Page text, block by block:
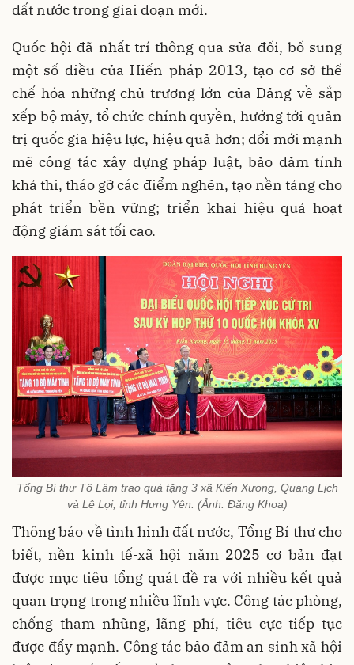
đất nước trong giai đoạn mới.
Quốc hội đã nhất trí thông qua sửa đổi, bổ sung
một số điều của Hiến pháp 2013, tạo cơ sở thể
chế hóa những chủ trương lớn của Đảng về sắp
xếp bộ máy, tổ chức chính quyền, hướng tới quản
trị quốc gia hiệu lực, hiệu quả hơn; đổi mới mạnh
mẽ công tác xây dựng pháp luật, bảo đảm tính
khả thi, tháo gỡ các điểm nghẽn, tạo nền tảng cho
phát triển bền vững; triển khai hiệu quả hoạt
động giám sát tối cao.
Tổng Bí thư Tô Lâm trao quà tặng 3 xã Kiến Xương, Quang Lịch
và Lê Lợi, tỉnh Hưng Yên. (Ảnh: Đăng Khoa)
Thông báo về tình hình đất nước, Tổng Bí thư cho
biết, nền kinh tế-xã hội năm 2025 cơ bản đạt
được mục tiêu tổng quát đề ra với nhiều kết quả
quan trọng trong nhiều lĩnh vực. Công tác phòng,
chống tham nhũng, lãng phí, tiêu cực tiếp tục
được đẩy mạnh. Công tác bảo đảm an sinh xã hội